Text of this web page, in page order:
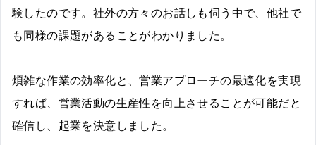
験したのです。社外の方々のお話しも伺う中で、他社で
も同様の課題があることがわかりました。
煩雑な作業の効率化と、営業アプローチの最適化を実現
すれば、営業活動の生産性を向上させることが可能だと
確信し、起業を決意しました。